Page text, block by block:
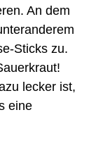
An dem
Sticks zu.
lecker ist,
eine